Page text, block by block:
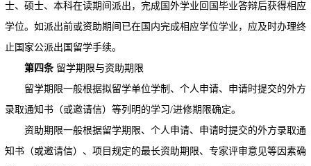
士、硕士、本科在读期间派出，完成国外学业回国毕业答辩后获得相应
学位。如派出前或资助期间已在国内完成相应学位学业，应及时办理终
止国家公派出国留学手续。
第四条留学期限与资助期限
留学期限一般根据拟留学单位学制、个人申请、申请时提交的外方
录取通知书（或邀请信）等列明的学习/进修期限确定。
资助期限一般根据留学期限、个人申请、申请时提交的外方录取通
知书（或邀请信）、项目规定的最长资助期限、专家评审意见等因素确